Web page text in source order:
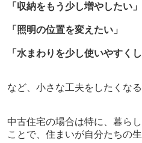
「収納をもう少し増やしたい」
「照明の位置を変えたい」
「水まわりを少し使いやすくし
など、小さな工夫をしたくな
中古住宅の場合は特に、暮ら
ことで、住まいが自分たちの